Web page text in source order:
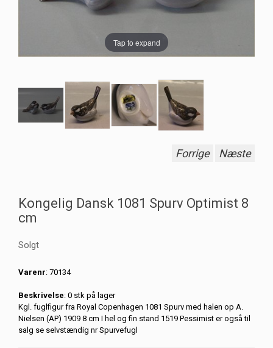
Tap to expand
Forrige Næste
Kongelig Dansk 1081 Spurv Optimist 8
cm
Solgt
Varenr: 70134
Beskrivelse: 0 stk på lager
Kgl. fuglfigur fra Royal Copenhagen 1081 Spurv med halen op A.
Nielsen (AP) 1909 8 cm I hel og fin stand 1519 Pessimist er også til
salg se selvstændig nr Spurvefugl